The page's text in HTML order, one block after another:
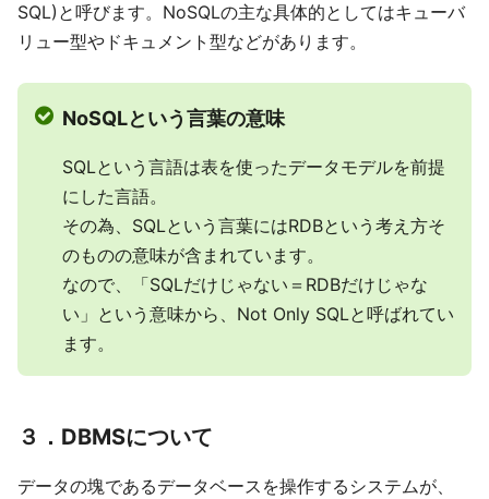
SQL)と呼びます。NoSQLの主な具体的としてはキューバ
リュー型やドキュメント型などがあります。
NoSQLという言葉の意味
SQLという言語は表を使ったデータモデルを前提
にした言語。
その為、SQLという言葉にはRDBという考え方そ
のものの意味が含まれています。
なので、「SQLだけじゃない＝RDBだけじゃな
い」という意味から、Not Only SQLと呼ばれてい
ます。
３．DBMSについて
データの塊であるデータベースを操作するシステムが、